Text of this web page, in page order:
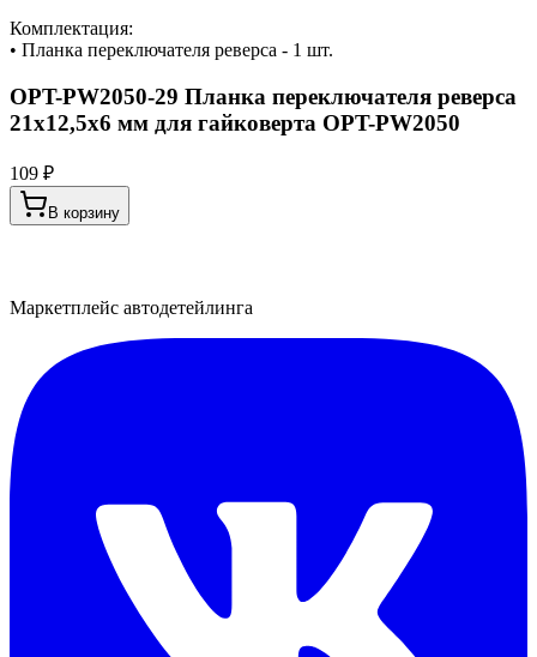
Комплектация:
• Планка переключателя реверса - 1 шт.
OPT-PW2050-29 Планка переключателя реверса
21х12,5х6 мм для гайковерта OPT-PW2050
109 ₽
В корзину
Маркетплейс автодетейлинга